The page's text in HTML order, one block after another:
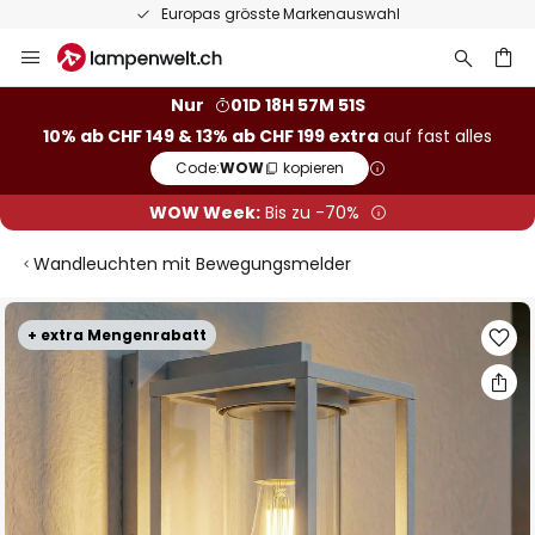
Europas grösste Markenauswahl
Inhalt
Nur
01D 18H 57M 51S
10% ab CHF 149 & 13% ab CHF 199 extra auf fast alles
Code:WOW kopieren
WOW Week:Bis zu -70%
Wandleuchten mit Bewegungsmelder
+ extra Mengenrabatt
Zum
Ende
der
Bildgalerie
springen